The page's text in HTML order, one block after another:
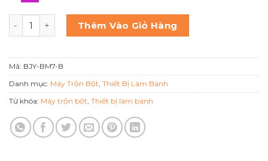
MÁY TRỘN BỘT 7 LÍT BERJAYA BJY-BM7-B số lượng
Thêm Vào Giỏ Hàng
Mã: BJY-BM7-B
Danh mục: Máy Trộn Bột Thiết Bị Làm Bánh
Từ khóa: Máy trộn bột Thiết bị làm bánh